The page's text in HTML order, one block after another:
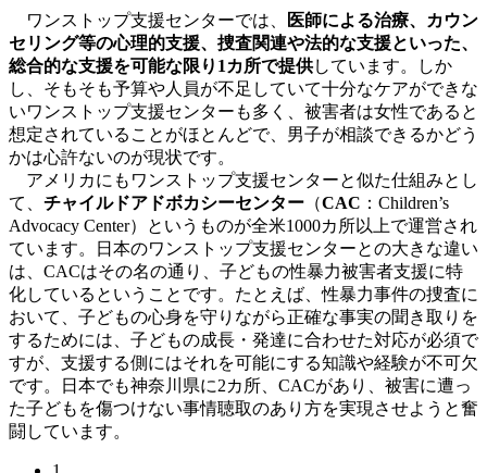
ワンストップ支援センターでは、
医師による治療、カウン
セリング等の心理的支援、捜査関連や法的な支援といった、
総合的な支援を可能な限り1カ所で提供しています。しか
し、そもそも予算や人員が不足していて十分なケアができな
いワンストップ支援センターも多く、被害者は女性であると
想定されていることがほとんどで、男子が相談できるかどう
かは心許ないのが現状です。
アメリカにもワンストップ支援センターと似た仕組みとし
て、 チャイルドアドボカシーセンター （CAC ：Children’s
Advocacy Center）というものが全米1000カ所以上で運営され
ています。日本のワンストップ支援センターとの大きな違い
は、CACはその名の通り、子どもの性暴力被害者支援に特
化しているということです。たとえば、性暴力事件の捜査に
おいて、子どもの心身を守りながら正確な事実の聞き取りを
するためには、子どもの成長・発達に合わせた対応が必須で
すが、支援する側にはそれを可能にする知識や経験が不可欠
です。日本でも神奈川県に2カ所、CACがあり、被害に遭っ
た子どもを傷つけない事情聴取のあり方を実現させようと奮
闘しています。